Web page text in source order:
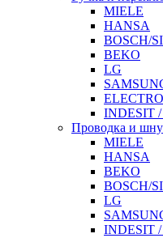
MIELE
HANSA
BOSCH/
BEKO
LG
INDESIT
Проводка и
MIELE
HANSA
BEKO
BOSCH/
LG
INDESIT